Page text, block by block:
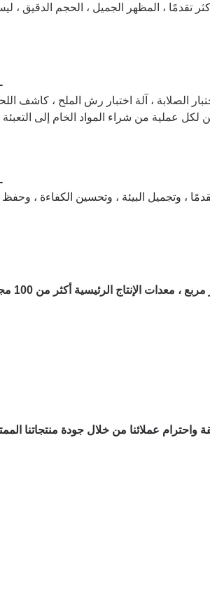
الأكثر تقدمًا ، المظهر الجميل ، الحجم
-
اختبار الصلابة ، آلة اختبار رش الملح ،
لكل عملية من شراء المواد الخام إلى
-
، وتجميل البيئة ، وتحسين الكفاءة ،
واحترام عملائنا من خلال جودة منتجاتنا